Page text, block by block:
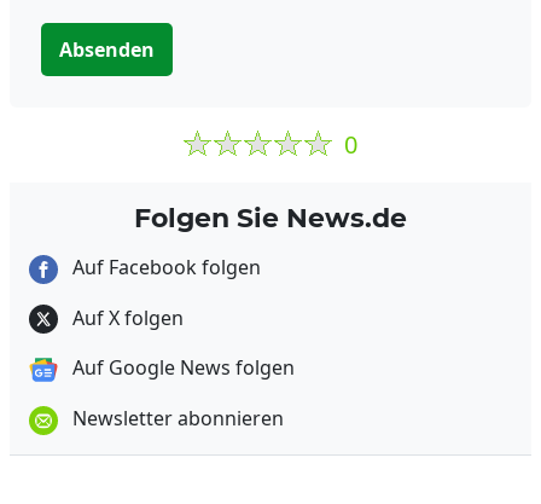
Absenden
0
Folgen Sie News.de
Auf Facebook folgen
Auf X folgen
Auf Google News folgen
Newsletter abonnieren